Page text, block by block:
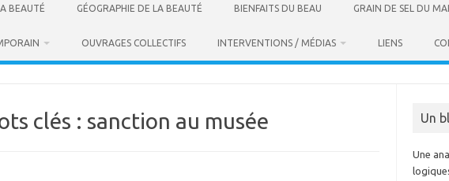
BEAUTÉ GÉOGRAPHIE DE LA BEAUTÉ BIENFAITS DU BEAU GRAIN DE SEL DU
OUVRAGES COLLECTIFS INTERVENTIONS / MÉDIAS LIENS
clés : sanction au musée Un
Une